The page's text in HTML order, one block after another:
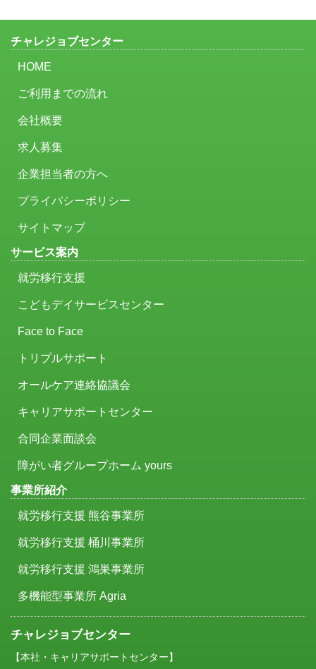
チャレジョブセンター
HOME
ご利用までの流れ
会社概要
求人募集
企業担当者の方へ
プライバシーポリシー
サイトマップ
サービス案内
就労移行支援
こどもデイサービスセンター
Face to Face
トリプルサポート
オールケア連絡協議会
キャリアサポートセンター
合同企業面談会
障がい者グループホーム yours
事業所紹介
就労移行支援 熊谷事業所
就労移行支援 桶川事業所
就労移行支援 鴻巣事業所
多機能型事業所 Agria
チャレジョブセンター
【本社・キャリアサポートセンター】